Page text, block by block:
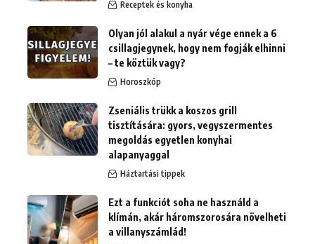
Receptek és konyha
Olyan jól alakul a nyár vége ennek a 6
csillagjegynek, hogy nem fogják elhinni
– te köztük vagy?
Horoszkóp
Zseniális trükk a koszos grill
tisztítására: gyors, vegyszermentes
megoldás egyetlen konyhai
alapanyaggal
Háztartási tippek
Ezt a funkciót soha ne használd a
klímán, akár háromszorosára növelheti
a villanyszámlád!